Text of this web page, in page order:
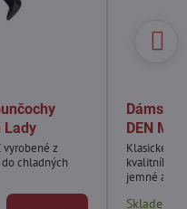
Lady
z
chladných
Dámské
DEN
Klasické
kvalitního
jemné a
Skladem